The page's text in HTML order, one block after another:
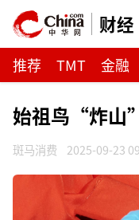
财经
推荐 TMT 金融
始祖鸟“炸山
斑马消费 2025-09-23